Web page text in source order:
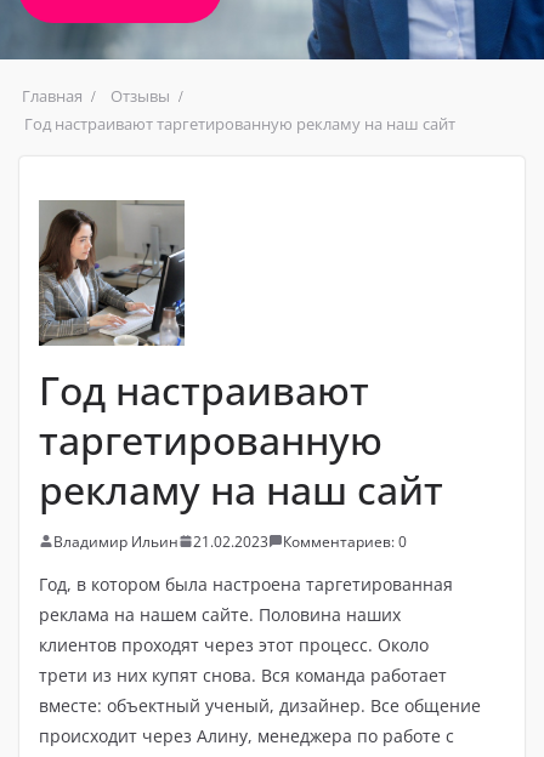
Главная
Отзывы
Год настраивают таргетированную рекламу на наш сайт
Год настраивают
таргетированную
рекламу на наш сайт
Владимир Ильин 21.02.2023 Комментариев: 0
Год, в котором была настроена таргетированная
реклама на нашем сайте. Половина наших
клиентов проходят через этот процесс. Около
трети из них купят снова. Вся команда работает
вместе: объектный ученый, дизайнер. Все общение
происходит через Алину, менеджера по работе с